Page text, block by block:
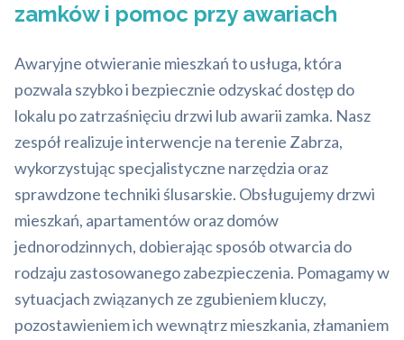
zamków i pomoc przy awariach
Awaryjne otwieranie mieszkań to usługa, która
pozwala szybko i bezpiecznie odzyskać dostęp do
lokalu po zatrzaśnięciu drzwi lub awarii zamka. Nasz
zespół realizuje interwencje na terenie Zabrza,
wykorzystując specjalistyczne narzędzia oraz
sprawdzone techniki ślusarskie. Obsługujemy drzwi
mieszkań, apartamentów oraz domów
jednorodzinnych, dobierając sposób otwarcia do
rodzaju zastosowanego zabezpieczenia. Pomagamy w
sytuacjach związanych ze zgubieniem kluczy,
pozostawieniem ich wewnątrz mieszkania, złamaniem